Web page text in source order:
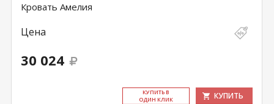
Кровать Амелия
Цена
30 024
КУ­ПИТЬ В
ОДИН КЛИК
КУПИТЬ